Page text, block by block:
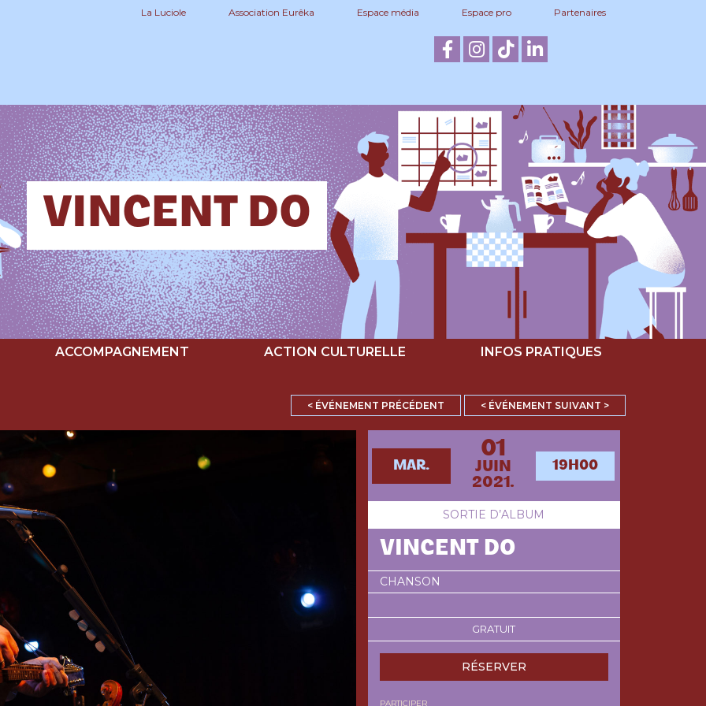
La Luciole Association Eurêka Espace média Espace pro Partenaires
VINCENT DO
ACCOMPAGNEMENT ACTION CULTURELLE INFOS PRATIQUES
< ÉVÉNEMENT PRÉCÉDENT < ÉVÉNEMENT SUIVANT >
MAR.
01
JUIN
2021.
19H00
SORTIE D’ALBUM
VINCENT DO
CHANSON
GRATUIT
RÉSERVER
PARTICIPER